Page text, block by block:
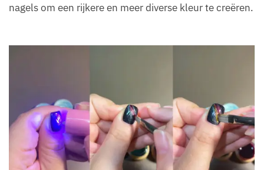
nagels om een rijkere en meer diverse kleur te creëren.